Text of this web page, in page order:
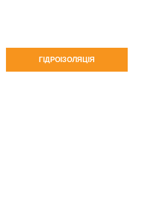
ГІДРОІЗОЛЯЦІЯ